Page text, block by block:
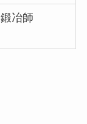
鍛冶師